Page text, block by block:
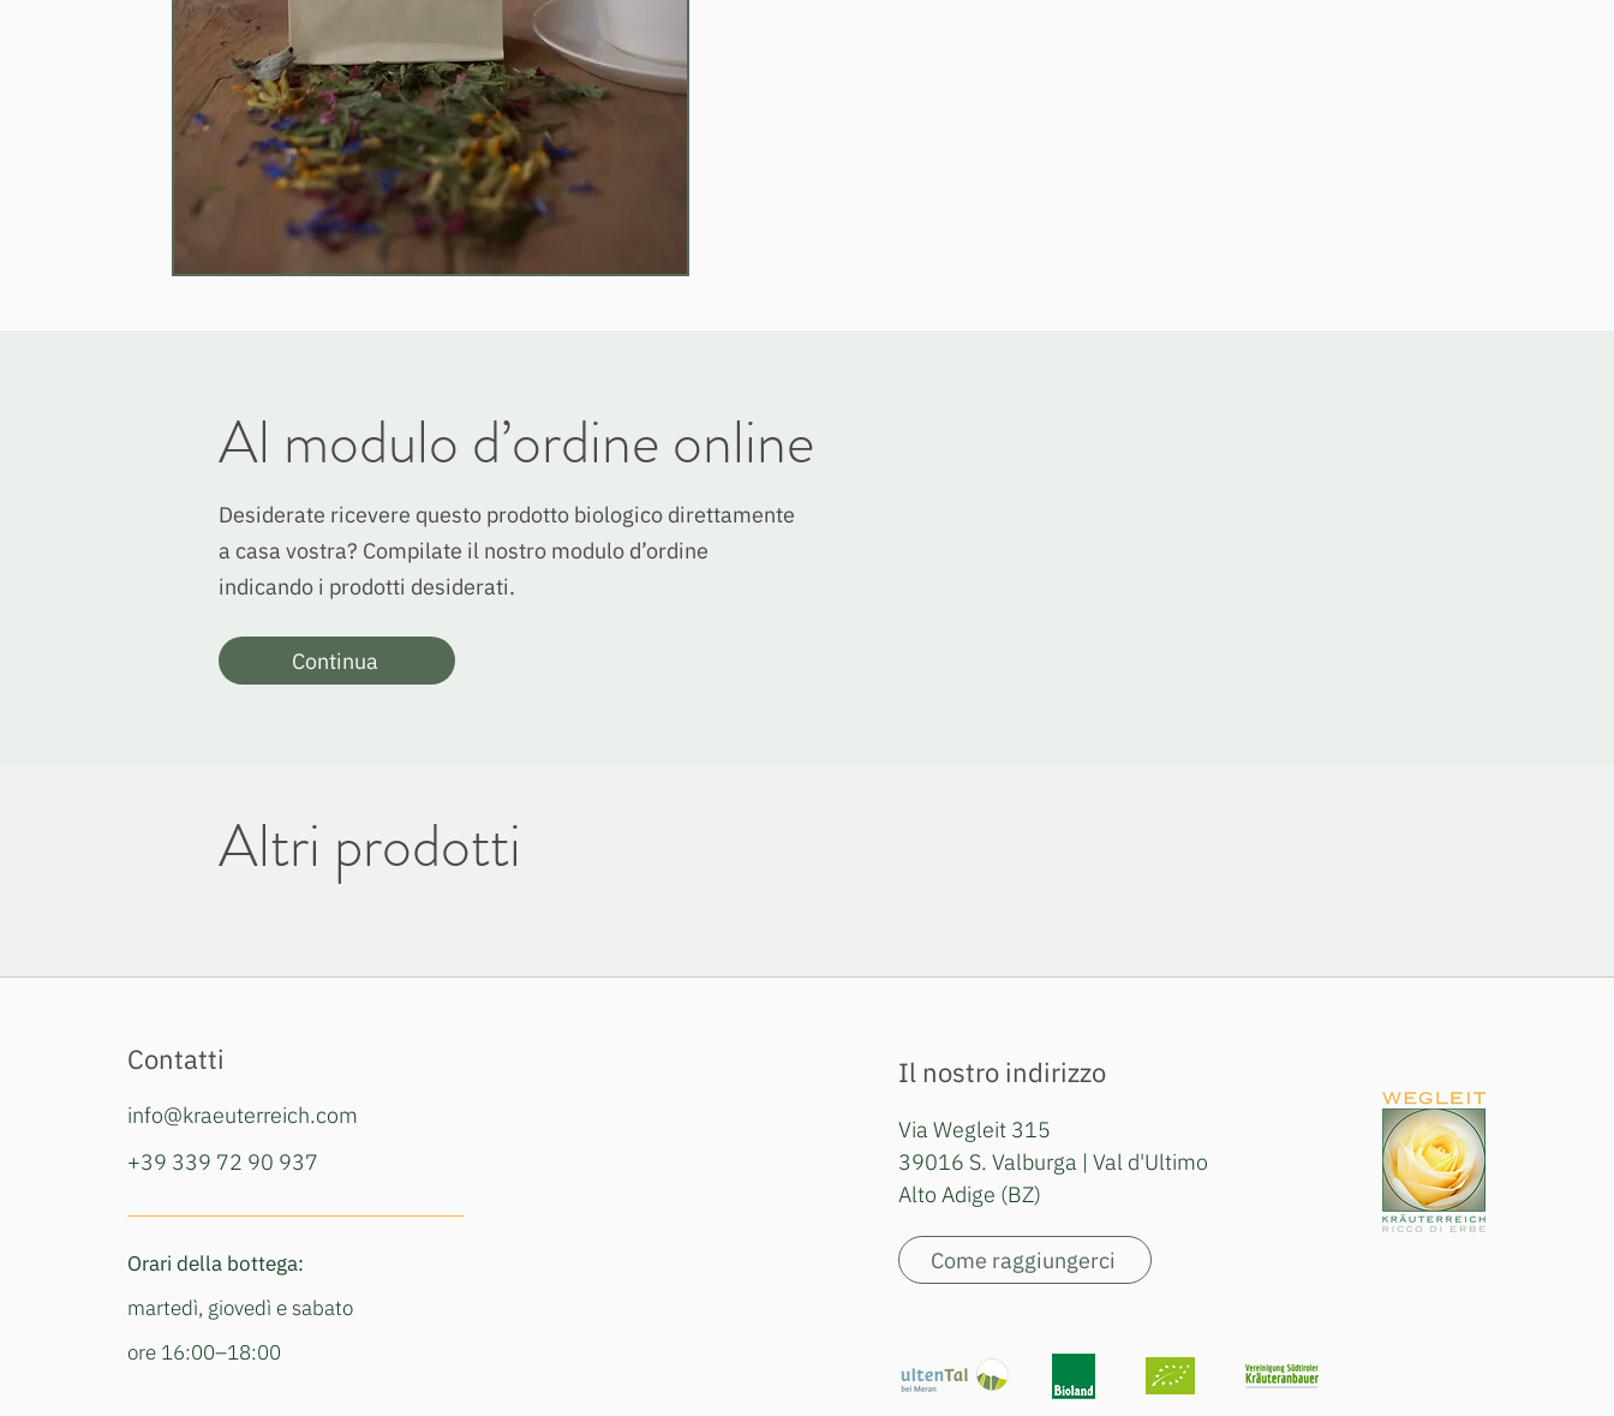
Al modulo d’ordine online
Desiderate ricevere questo prodotto biologico direttamente
a casa vostra? Compilate il nostro modulo d’ordine
indicando i prodotti desiderati.
Continua
Altri prodotti
Contatti
info@kraeuterreich.com
+39 339 72 90 937
Orari della bottega:
martedì, giovedì e sabato
ore 16:00–18:00
Il nostro indirizzo
Via Wegleit 315
39016 S. Valburga | Val d'Ultimo
Alto Adige (BZ)
Come raggiungerci